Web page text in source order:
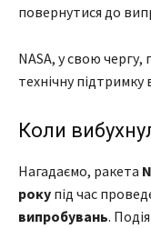
повернутися до
NASA, у свою
технічну підтримку
Коли
Нагадаємо, ракета
року під час
випробувань.